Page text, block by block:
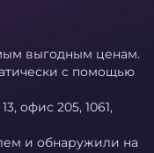
выгодным ценам.
с помощью
офис 205, 1061,
и обнаружили на